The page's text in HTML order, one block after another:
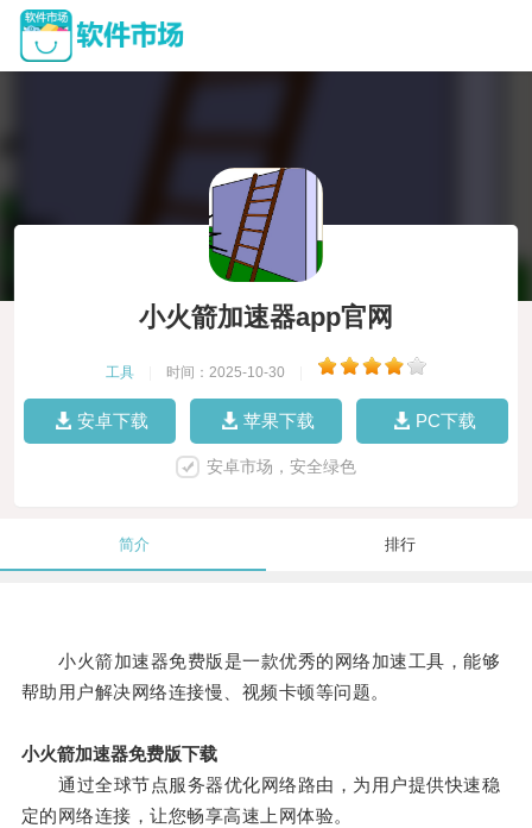
小火箭加速器app官网
工具 时间：2025-10-30
安卓下载 苹果下载 PC下载
安卓市场，安全绿色
简介 排行
小火箭加速器免费版是一款优秀的网络加速工具，能够
帮助用户解决网络连接慢、视频卡顿等问题。
小火箭加速器免费版下载
通过全球节点服务器优化网络路由，为用户提供快速稳
定的网络连接，让您畅享高速上网体验。